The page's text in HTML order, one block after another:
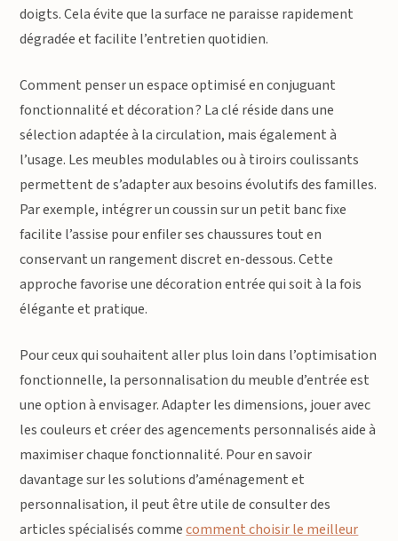
doigts. Cela évite que la surface ne paraisse rapidement
dégradée et facilite l’entretien quotidien.
Comment penser un espace optimisé en conjuguant
fonctionnalité et décoration ? La clé réside dans une
sélection adaptée à la circulation, mais également à
l’usage. Les meubles modulables ou à tiroirs coulissants
permettent de s’adapter aux besoins évolutifs des familles.
Par exemple, intégrer un coussin sur un petit banc fixe
facilite l’assise pour enfiler ses chaussures tout en
conservant un rangement discret en-dessous. Cette
approche favorise une décoration entrée qui soit à la fois
élégante et pratique.
Pour ceux qui souhaitent aller plus loin dans l’optimisation
fonctionnelle, la personnalisation du meuble d’entrée est
une option à envisager. Adapter les dimensions, jouer avec
les couleurs et créer des agencements personnalisés aide à
maximiser chaque fonctionnalité. Pour en savoir
davantage sur les solutions d’aménagement et
personnalisation, il peut être utile de consulter des
articles spécialisés commecomment choisir le meilleur